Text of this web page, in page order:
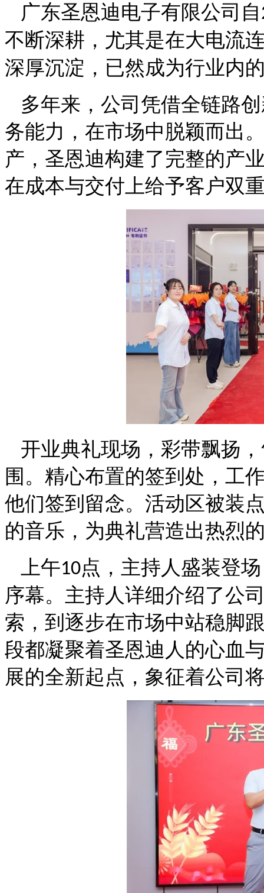
广东圣恩迪电子有限公司自
不断深耕，尤其是在大电流
深厚沉淀，已然成为行业内
多年来，公司凭借全链路
务能力，在市场中脱颖而出
产，圣恩迪构建了完整的产
在成本与交付上给予客户双
开业典礼现场，彩带飘扬
围。精心布置的签到处，工
他们签到留念。活动区被装
的音乐，为典礼营造出热烈
上午10点，主持人盛装登
序幕。主持人详细介绍了公
索，到逐步在市场中站稳脚
段都凝聚着圣恩迪人的心血
展的全新起点，象征着公司